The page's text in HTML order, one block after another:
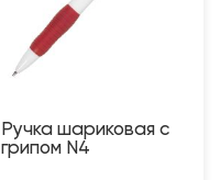
Ручка шариковая с
грипом N4